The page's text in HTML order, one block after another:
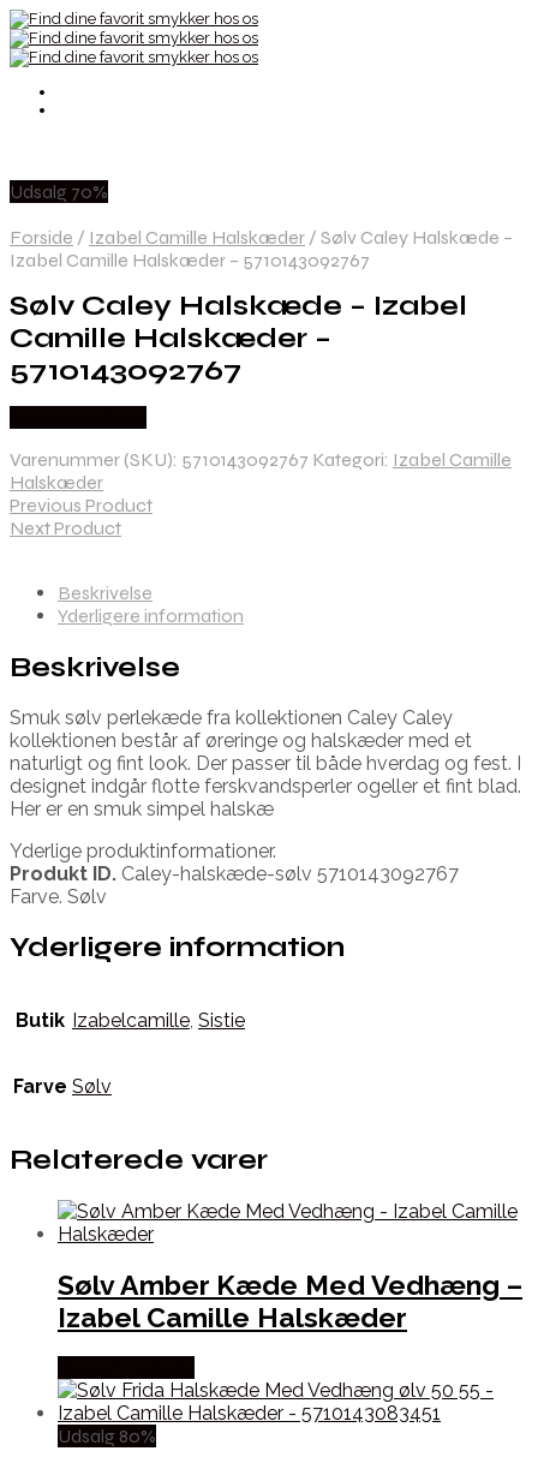
Udsalg 70%
Forside / Izabel Camille Halskæder / Sølv Caley Halskæde –
Izabel Camille Halskæder – 5710143092767
Sølv Caley Halskæde – Izabel
Camille Halskæder –
5710143092767
Varenummer (SKU): 5710143092767 Kategori: Izabel Camille
Halskæder
Previous Product
Next Product
Beskrivelse
Yderligere information
Beskrivelse
Smuk sølv perlekæde fra kollektionen Caley Caley
kollektionen består af øreringe og halskæder med et
naturligt og fint look. Der passer til både hverdag og fest. I
designet indgår flotte ferskvandsperler ogeller et fint blad.
Her er en smuk simpel halskæ
Yderlige produktinformationer.
Produkt ID. Caley-halskæde-sølv 5710143092767
Farve. Sølv
Yderligere information
Butik Izabelcamille, Sistie
Farve Sølv
Relaterede varer
Sølv Amber Kæde Med Vedhæng –
Izabel Camille Halskæder
Udsalg 80%